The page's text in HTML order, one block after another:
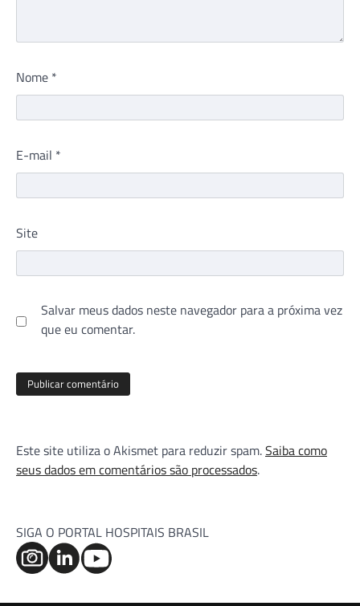
Nome *
E-mail *
Site
Salvar meus dados neste navegador para a próxima vez
que eu comentar.
Este site utiliza o Akismet para reduzir spam.Saiba como
seus dados em comentários são processados.
SIGA O PORTAL HOSPITAIS BRASIL